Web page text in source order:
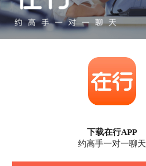
下载在行APP
约高手一对一聊天